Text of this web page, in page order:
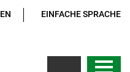
EINFACHE SPRACHE